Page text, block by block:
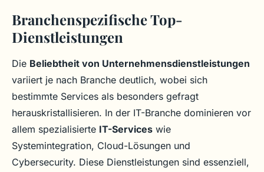
Branchenspezifische Top-
Dienstleistungen
Die Beliebtheit von Unternehmensdienstleistungen
variiert je nach Branche deutlich, wobei sich
bestimmte Services als besonders gefragt
herauskristallisieren. In der IT-Branche dominieren vor
allem spezialisierte IT-Services wie
Systemintegration, Cloud-Lösungen und
Cybersecurity. Diese Dienstleistungen sind essenziell,